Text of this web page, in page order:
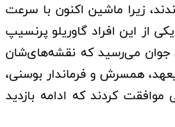
زیرا ماشین اکنون با سرعت
از این افراد گاوریلو پرنسیپ
جوان می‌رسید که نقشه‌های‌شان
همسرش و فرماندار بوسنی،
کردند که ادامه بازدید